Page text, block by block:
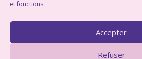
et fonctions.
Accepter
Refuser